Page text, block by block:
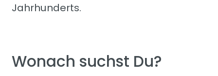
Jahrhunderts.
Wonach suchst Du?